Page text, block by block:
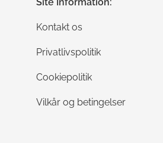
Kontakt os
Privatlivspolitik
Cookiepolitik
Vilkår og betingelser